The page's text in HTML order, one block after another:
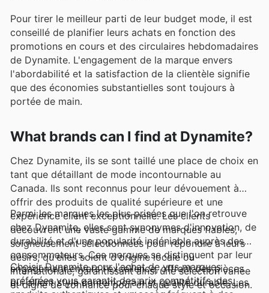
Pour tirer le meilleur parti de leur budget mode, il est
conseillé de planifier leurs achats en fonction des
promotions en cours et des circulaires hebdomadaires
de Dynamite. L'engagement de la marque envers
l'abordabilité et la satisfaction de la clientèle signifie
que des économies substantielles sont toujours à
portée de main.
What brands can I find at Dynamite?
Chez Dynamite, ils se sont taillé une place de choix en
tant que détaillant de mode incontournable au
Canada. Ils sont reconnus pour leur dévouement à
offrir des produits de qualité supérieure et une
expérience client exceptionnelle. Les clients
découvrent une vaste gamme de marques fiables,
soigneusement sélectionnées pour répondre à leurs
désirs, qu'elles soient d'origine locale ou
internationale, garantissant ainsi une sélection variée
et digne de confiance pour chaque style et occasion.
Parmi les marques les plus prisées que l'on retrouve
chez Dynamite, elles sont synonymes d'innovation, de
durabilité et d'une popularité indéniable auprès des
consommateurs. Ces marques se distinguent par leur
engagement envers l'excellence, offrant des pièces
qui allient style contemporain et qualité durable. Les
Choisir Dynamite pour l'achat de vos marques
préférées vous garantit des prix compétitifs, des